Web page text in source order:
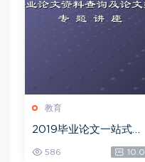
教育
2019毕业论文一站式解
8G)
586 10.0